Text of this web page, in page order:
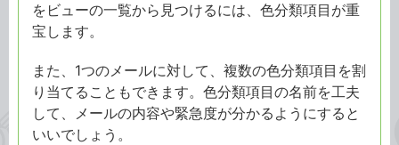
をビューの一覧から見つけるには、色分類項目が重
宝します。
また、1つのメールに対して、複数の色分類項目を割
り当てることもできます。色分類項目の名前を工夫
して、メールの内容や緊急度が分かるようにすると
いいでしょう。